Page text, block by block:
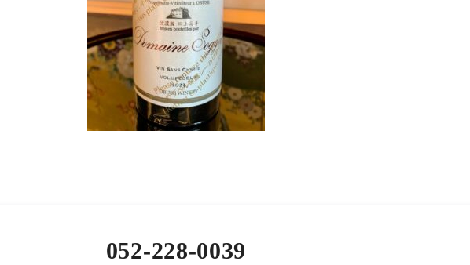
052-228-0039